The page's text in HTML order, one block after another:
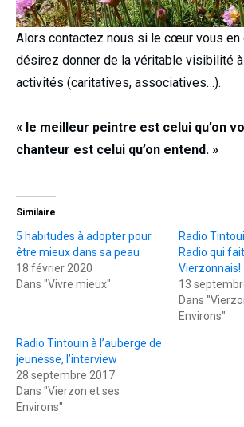
Alors contactez nous si le cœur vous en
désirez donner de la véritable visibilité
activités (caritatives, associatives…).
« le meilleur peintre est celui qu’on
chanteur est celui qu’on entend. »
Similaire
5 habitudes à adopter pour
être mieux dans sa peau
18 février 2020
Dans "Vivre mieux"
Radio
Radio qui
Vierzonnais!
13
Dans
Environs"
Radio Tintouin à l’auberge de
jeunesse, l’interview
28 septembre 2017
Dans "Vierzon et ses
Environs"